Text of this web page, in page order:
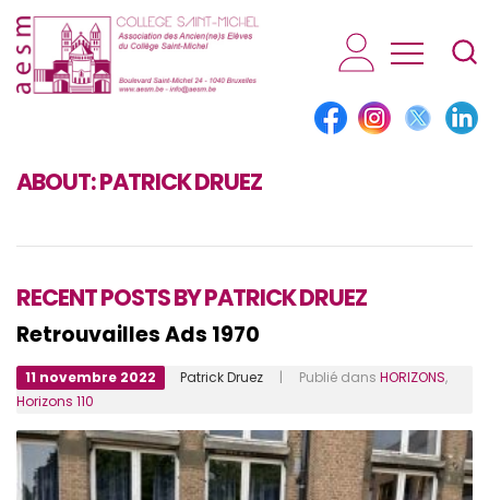
AESM...
ABOUT:PATRICK DRUEZ
RECENT POSTS BY PATRICK DRUEZ
Retrouvailles Ads 1970
11 novembre 2022 Patrick Druez | Publié dans HORIZONS,
Horizons 110